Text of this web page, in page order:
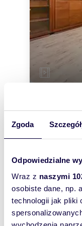
Zgoda
Odpowiedzialne
Wraz z naszymi
osobiste dane, np.
technologii jak pliki